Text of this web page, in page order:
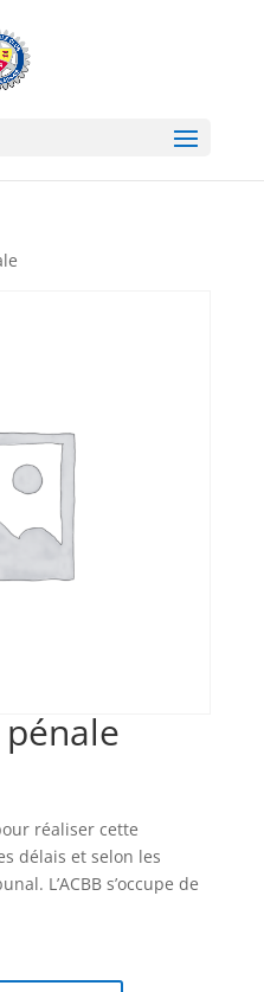
réaliser cette
délais et selon les
L’ACBB s’occupe de